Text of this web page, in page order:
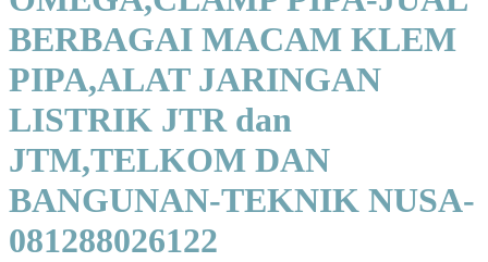
BERBAGAI MACAM KLEM
PIPA,ALAT JARINGAN
LISTRIK JTR dan
JTM,TELKOM DAN
BANGUNAN-TEKNIK NUSA-
081288026122